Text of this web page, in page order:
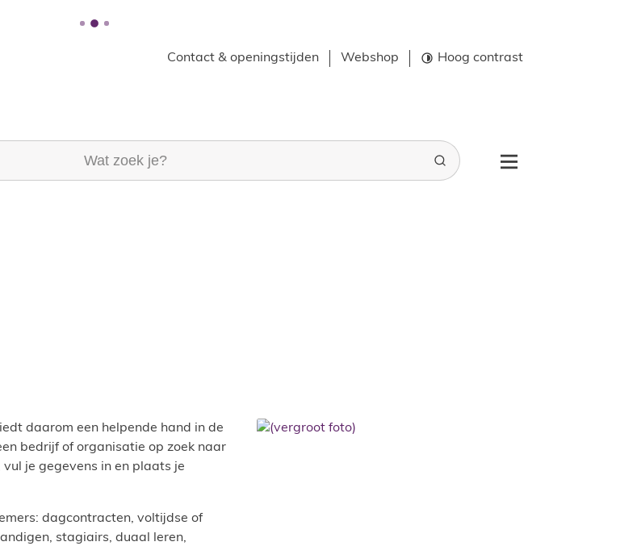
Contact & openingstijden Webshop Hoog contrast
Zoeken Menu
daarom een helpende hand in de
bedrijf of organisatie op zoek naar
je gegevens in en plaats je
dagcontracten, voltijdse of
stagiairs, duaal leren,